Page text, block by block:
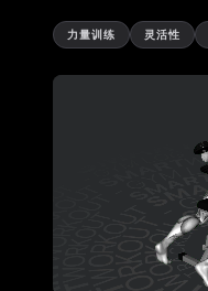
力量训练 灵活性